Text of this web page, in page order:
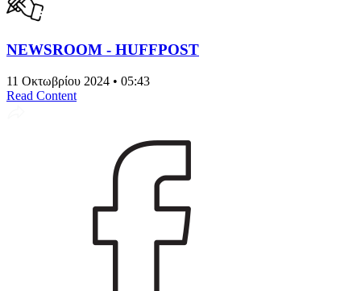
NEWSROOM - HUFFPOST
11 Οκτωβρίου 2024 • 05:43
Read Content